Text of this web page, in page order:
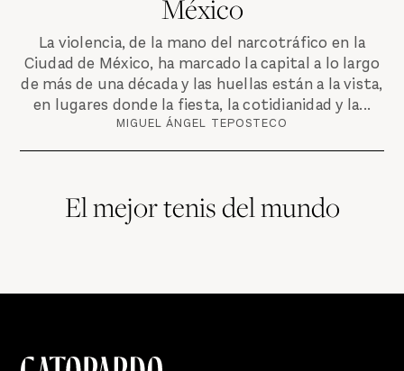
México
La violencia, de la mano del narcotráfico en la
Ciudad de México, ha marcado la capital a lo largo
de más de una década y las huellas están a la vista,
en lugares donde la fiesta, la cotidianidad y la...
MIGUEL ÁNGEL TEPOSTECO
El mejor tenis del mundo